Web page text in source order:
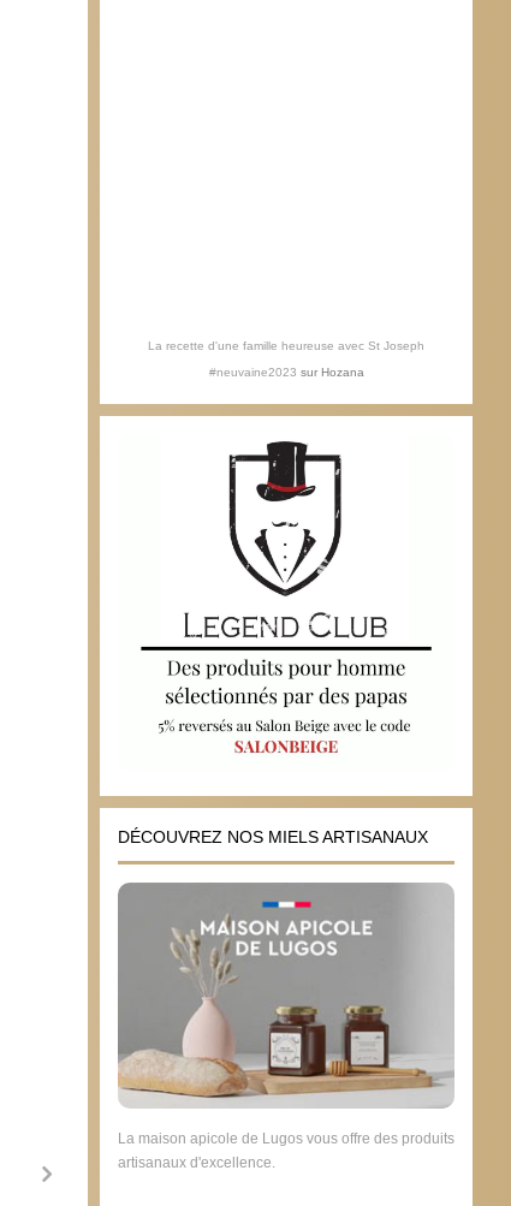
La recette d'une famille heureuse avec St Joseph
#neuvaine2023 sur Hozana
DÉCOUVREZ NOS MIELS ARTISANAUX
La maison apicole de Lugos vous offre des produits
artisanaux d'excellence.